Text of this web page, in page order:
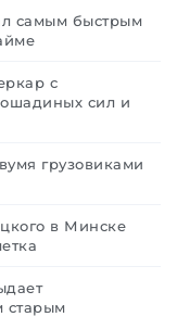
самым быстрым
с
сил и
грузовиками
в Минске
старым